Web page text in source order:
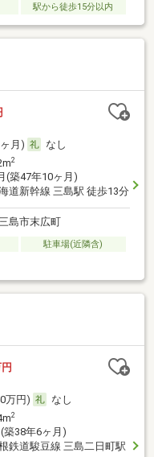
駅から徒歩15分以内
月)
なし
2
(築47年10ヶ月)
海道新幹線 三島駅 徒歩13分
島市末広町
駐車場(近隣含)
万円)
なし
2
築38年6ヶ月)
鉄道駿豆線 三島二日町駅